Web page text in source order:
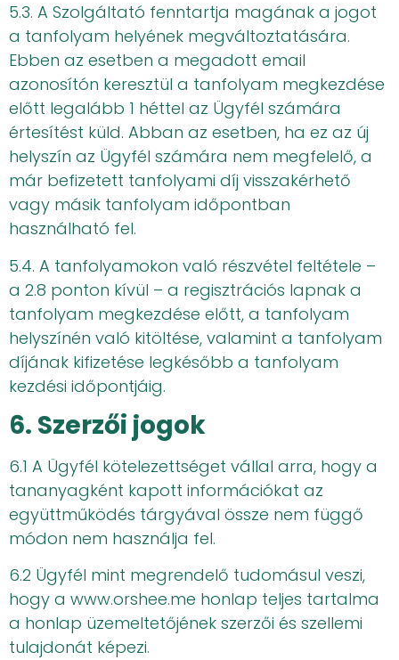
5.3. A Szolgáltató fenntartja magának a jogot
a tanfolyam helyének megváltoztatására.
Ebben az esetben a megadott email
azonosítón keresztül a tanfolyam megkezdése
előtt legalább 1 héttel az Ügyfél számára
értesítést küld. Abban az esetben, ha ez az új
helyszín az Ügyfél számára nem megfelelő, a
már befizetett tanfolyami díj visszakérhető
vagy másik tanfolyam időpontban
használható fel.
5.4. A tanfolyamokon való részvétel feltétele –
a 2.8 ponton kívül – a regisztrációs lapnak a
tanfolyam megkezdése előtt, a tanfolyam
helyszínén való kitöltése, valamint a tanfolyam
díjának kifizetése legkésőbb a tanfolyam
kezdési időpontjáig.
6. Szerzői jogok
6.1 A Ügyfél kötelezettséget vállal arra, hogy a
tananyagként kapott információkat az
együttműködés tárgyával össze nem függő
módon nem használja fel.
6.2 Ügyfél mint megrendelő tudomásul veszi,
hogy a www.orshee.me honlap teljes tartalma
a honlap üzemeltetőjének szerzői és szellemi
tulajdonát képezi.